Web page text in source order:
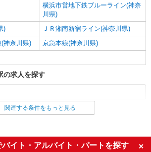
≪ルミネ横浜店≫ 神奈川県横浜市西区 高島2-
1 ルミネ横浜3F
詳細を見る
ィール） ジョイナス店
店長候補）：月給300,000円〜 ※試用期間中は
円〜 ★固定残業手当：30,800円（月給に
円まで交通費支給 ※試用期間（2〜3ヶ月）も
当】固定残業手当／資格手当／店舗職
≪ジョイナス店≫ 神奈川県横浜市西区南幸1-4
詳細を見る
横浜市営地下鉄ブルーライン(神奈
川県)
)
ＪＲ湘南新宿ライン(神奈川県)
(神奈川県)
京急本線(神奈川県)
の求人を探す
浜駅の求人を探す
の求人を探す
関連する条件をもっと見る
イト・アルバイト・パートを探す